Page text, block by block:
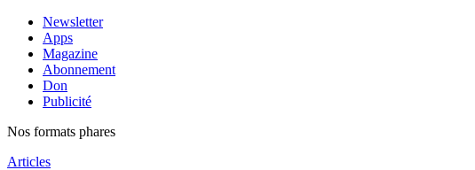
Newsletter
Apps
Magazine
Abonnement
Don
Publicité
Nos formats phares
Articles